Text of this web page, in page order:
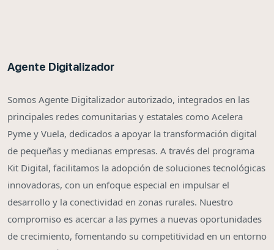
Agente Digitalizador
Somos Agente Digitalizador autorizado, integrados en las
principales redes comunitarias y estatales como Acelera
Pyme y Vuela, dedicados a apoyar la transformación digital
de pequeñas y medianas empresas. A través del programa
Kit Digital, facilitamos la adopción de soluciones tecnológicas
innovadoras, con un enfoque especial en impulsar el
desarrollo y la conectividad en zonas rurales. Nuestro
compromiso es acercar a las pymes a nuevas oportunidades
de crecimiento, fomentando su competitividad en un entorno